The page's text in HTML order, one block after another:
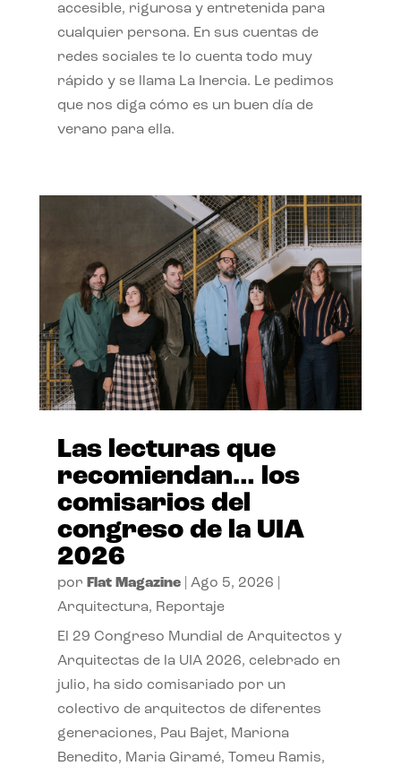
accesible, rigurosa y entretenida para
cualquier persona. En sus cuentas de
redes sociales te lo cuenta todo muy
rápido y se llama La Inercia. Le pedimos
que nos diga cómo es un buen día de
verano para ella.
Las lecturas que
recomiendan… los
comisarios del
congreso de la UIA
2026
por Flat Magazine| Ago 5, 2026
Arquitectura, Reportaje
El 29 Congreso Mundial de Arquitectos y
Arquitectas de la UIA 2026, celebrado en
julio, ha sido comisariado por un
colectivo de arquitectos de diferentes
generaciones, Pau Bajet, Mariona
Benedito, Maria Giramé, Tomeu Ramis,